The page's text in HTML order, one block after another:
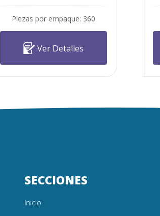
Piezas por empaque: 360
Ver Detalles
SECCIONES
Inicio